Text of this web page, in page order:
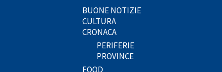
BUONE NOTIZIE
CULTURA
CRONACA
PERIFERIE
PROVINCE
FOOD